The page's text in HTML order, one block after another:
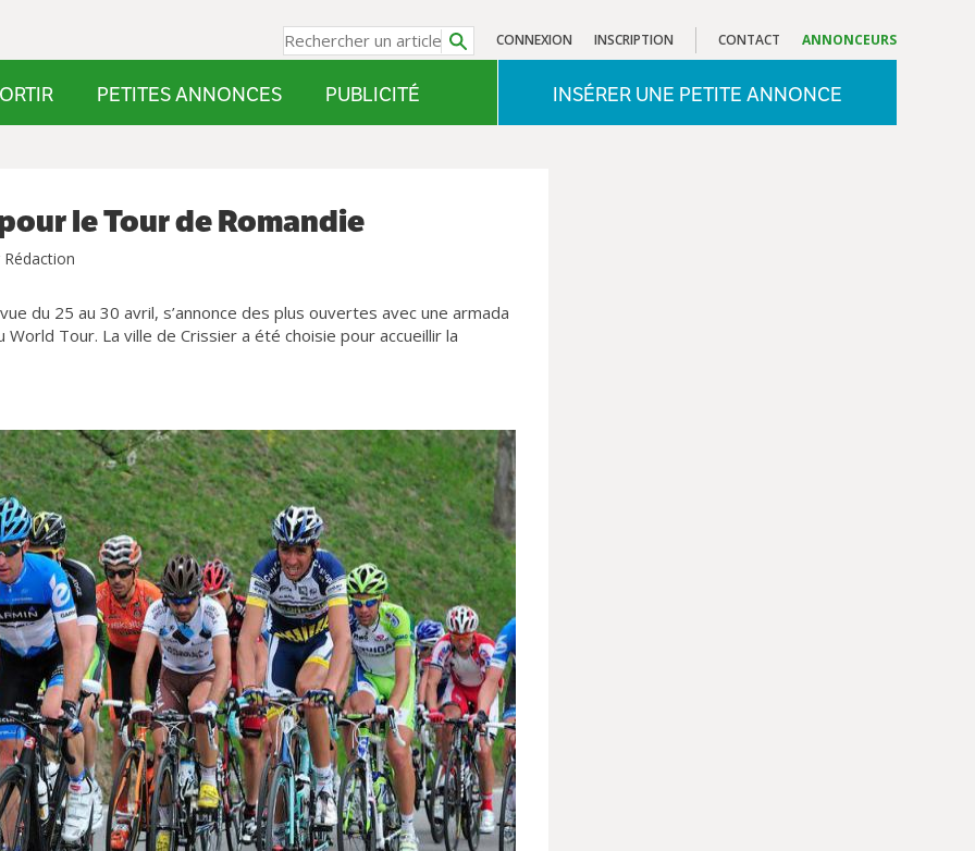
CONTACT ANNONCEURS
CONNEXION INSCRIPTION
PETITES ANNONCES PUBLICITÉ INSÉRER UNE PETITE ANNONCE
le Tour de Romandie
du 25 au 30 avril, s’annonce des plus ouvertes avec une armada
Tour. La ville de Crissier a été choisie pour accueillir la